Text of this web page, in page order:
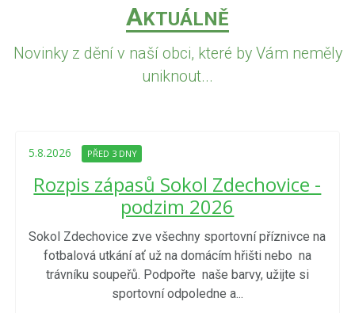
AKTUÁLNĚ
Novinky z dění v naší obci, které by Vám neměly
uniknout...
5.8.2026 PŘED 3 DNY
Rozpis zápasů Sokol Zdechovice -
podzim 2026
Sokol Zdechovice zve všechny sportovní příznivce na
fotbalová utkání ať už na domácím hřišti nebo na
trávníku soupeřů. Podpořte naše barvy, užijte si
sportovní odpoledne a...